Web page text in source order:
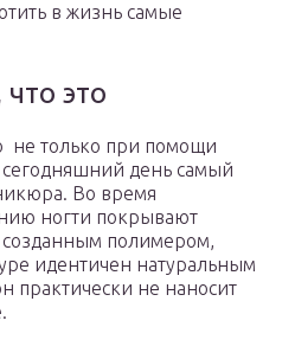
в жизнь самые
это
не только при помощи
сегодняшний день самый
Во время
ногти покрывают
полимером,
идентичен натуральным
практически не наносит